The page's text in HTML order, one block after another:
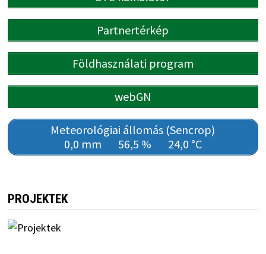
Partnertérkép
Földhasználati program
webGN
Meteorológiai állomás (Sencrop)
0,0 mm
56,5 % 24,0 °C
PROJEKTEK